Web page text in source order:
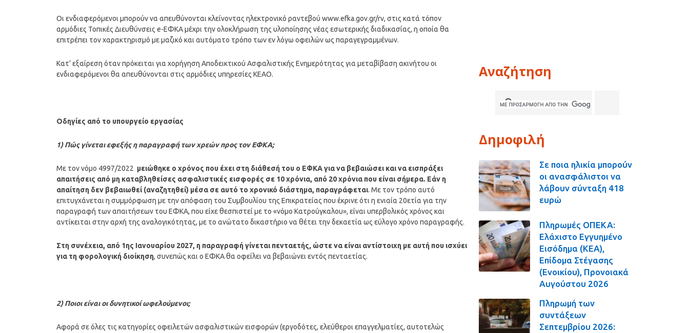
Οι ενδιαφερόμενοι μπορούν να απευθύνονται κλείνοντας ηλεκτρονικό ραντεβού www.efka.gov.gr/rv, στις κατά τόπον
αρμόδιες Τοπικές Διευθύνσεις e-ΕΦΚΑ μέχρι την ολοκλήρωση της υλοποίησης νέας εσωτερικής διαδικασίας, η οποία θα
επιτρέπει τον χαρακτηρισμό με μαζικό και αυτόματο τρόπο των εν λόγω οφειλών ως παραγεγραμμένων.
Κατ’ εξαίρεση όταν πρόκειται για χορήγηση Αποδεικτικού Ασφαλιστικής Ενημερότητας για μεταβίβαση ακινήτου οι
ενδιαφερόμενοι θα απευθύνονται στις αρμόδιες υπηρεσίες ΚΕΑΟ.
Οδηγίες από το υπουργείο εργασίας
1) Πώς γίνεται εφεξής η παραγραφή των χρεών προς τον ΕΦΚΑ;
Με τον νόμο 4997/2022 μειώθηκε ο χρόνος που έχει στη διάθεσή του ο ΕΦΚΑ για να βεβαιώσει και να εισπράξει
απαιτήσεις από μη καταβληθείσες ασφαλιστικές εισφορές σε 10 χρόνια, από 20 χρόνια που είναι σήμερα. Εάν η
απαίτηση δεν βεβαιωθεί (αναζητηθεί) μέσα σε αυτό το χρονικό διάστημα, παραγράφεται. Με τον τρόπο αυτό
επιτυγχάνεται η συμμόρφωση με την απόφαση του Συμβουλίου της Επικρατείας που έκρινε ότι η ενιαία 20ετία για την
παραγραφή των απαιτήσεων του ΕΦΚΑ, που είχε θεσπιστεί με το «νόμο Κατρούγκαλου», είναι υπερβολικός χρόνος και
αντίκειται στην αρχή της αναλογικότητας, με το ανώτατο δικαστήριο να θέτει την δεκαετία ως εύλογο χρόνο παραγραφής.
Στη συνέχεια, από 1ης Ιανουαρίου 2027, η παραγραφή γίνεται πενταετής, ώστε να είναι αντίστοιχη με αυτή που ισχύει
για τη φορολογική διοίκηση, συνεπώς και ο ΕΦΚΑ θα οφείλει να βεβαιώνει εντός πενταετίας.
2) Ποιοι είναι οι δυνητικοί ωφελούμενοι;
Αφορά σε όλες τις κατηγορίες οφειλετών ασφαλιστικών εισφορών (εργοδότες, ελεύθεροι επαγγελματίες, αυτοτελώς
Αναζήτηση
Δημοφιλή
Σε ποια ηλικία μπορούν
οι ανασφάλιστοι να
λάβουν σύνταξη 418
ευρώ
Πληρωμές ΟΠΕΚΑ:
Ελάχιστο Εγγυημένο
Εισόδημα (ΚΕΑ),
Επίδομα Στέγασης
(Ενοικίου), Προνοιακά
Αυγούστου 2026
Πληρωμή των
συντάξεων
Σεπτεμβρίου 2026: